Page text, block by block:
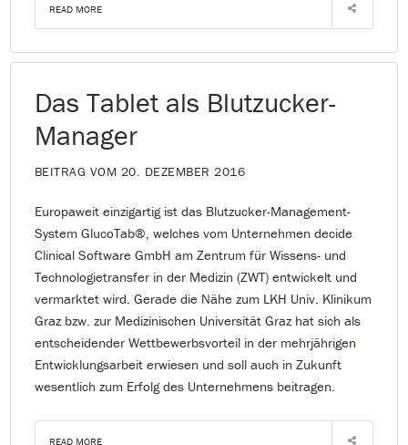
READ MORE
Das Tablet als Blutzucker-
Manager
BEITRAG VOM 20. DEZEMBER 2016
Europaweit einzigartig ist das Blutzucker-Management-
System GlucoTab®, welches vom Unternehmen decide
Clinical Software GmbH am Zentrum für Wissens- und
Technologietransfer in der Medizin (ZWT) entwickelt und
vermarktet wird. Gerade die Nähe zum LKH Univ. Klinikum
Graz bzw. zur Medizinischen Universität Graz hat sich als
entscheidender Wettbewerbsvorteil in der mehrjährigen
Entwicklungsarbeit erwiesen und soll auch in Zukunft
wesentlich zum Erfolg des Unternehmens beitragen.
READ MORE